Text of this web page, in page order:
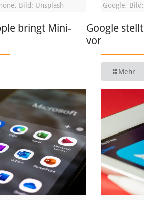
Bild: Unsplash
bringt Mini-
Google,
Google
vor
Mehr